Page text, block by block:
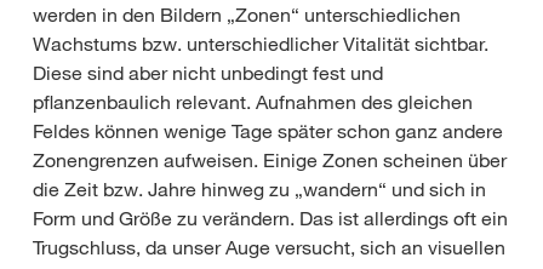
werden in den Bildern „Zonen“ unterschiedlichen
Wachstums bzw. unterschiedlicher Vitalität sichtbar.
Diese sind aber nicht unbedingt fest und
pflanzenbaulich relevant. Aufnahmen des gleichen
Feldes können wenige Tage später schon ganz andere
Zonengrenzen aufweisen. Einige Zonen scheinen über
die Zeit bzw. Jahre hinweg zu „wandern“ und sich in
Form und Größe zu verändern. Das ist allerdings oft ein
Trugschluss, da unser Auge versucht, sich an visuellen